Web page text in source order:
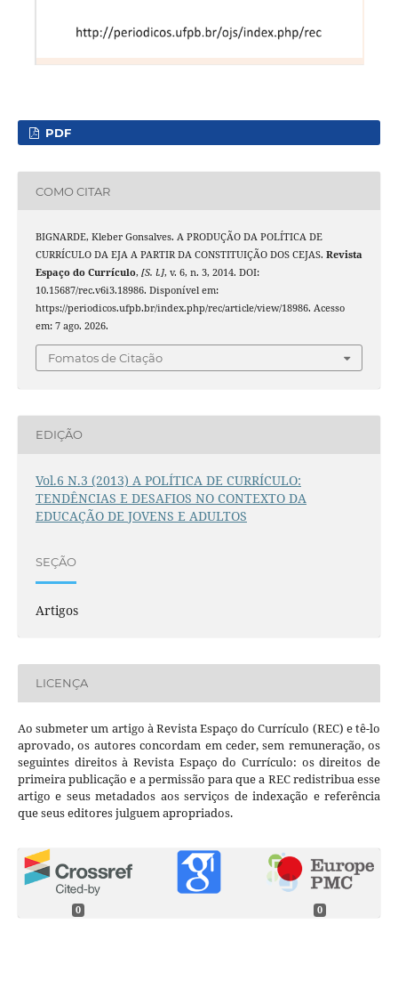
PDF
COMO CITAR
BIGNARDE, Kleber Gonsalves. A PRODUÇÃO DA POLÍTICA DE
CURRÍCULO DA EJA A PARTIR DA CONSTITUIÇÃO DOS CEJAS. Revista
Espaço do Currículo, [S. l.], v. 6, n. 3, 2014. DOI:
10.15687/rec.v6i3.18986. Disponível em:
https://periodicos.ufpb.br/index.php/rec/article/view/18986. Acesso
em: 7 ago. 2026.
Fomatos de Citação
EDIÇÃO
Vol.6 N.3 (2013) A POLÍTICA DE CURRÍCULO:
TENDÊNCIAS E DESAFIOS NO CONTEXTO DA
EDUCAÇÃO DE JOVENS E ADULTOS
SEÇÃO
Artigos
LICENÇA
Ao submeter um artigo à Revista Espaço do Currículo (REC) e tê-lo
aprovado, os autores concordam em ceder, sem remuneração, os
seguintes direitos à Revista Espaço do Currículo: os direitos de
primeira publicação e a permissão para que a REC redistribua esse
artigo e seus metadados aos serviços de indexação e referência
que seus editores julguem apropriados.
0 0